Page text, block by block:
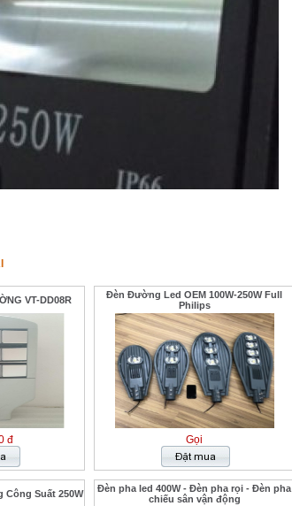
VT-DD08R
đ
Đèn Đường Led OEM 100W-250W Full
Philips
Gọi
Công Suất 250W
Đèn pha led 400W - Đèn pha rọi - Đèn pha
chiếu sân vận động